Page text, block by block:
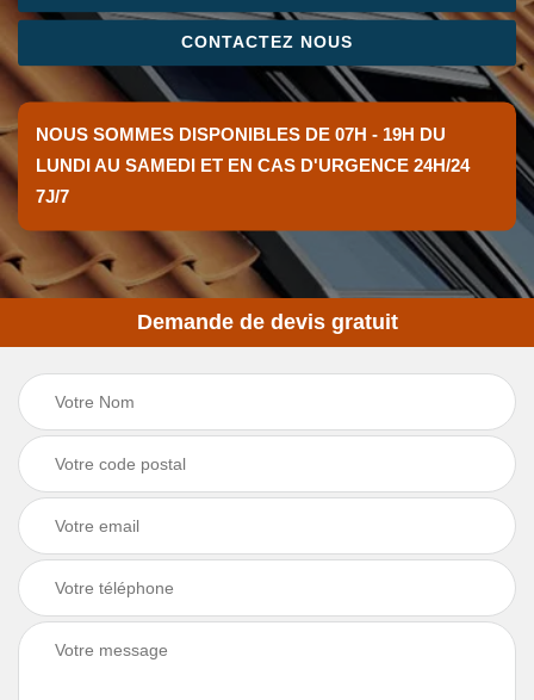
CONTACTEZ NOUS
NOUS SOMMES DISPONIBLES DE 07H - 19H DU
LUNDI AU SAMEDI ET EN CAS D'URGENCE 24H/24
7J/7
Demande de devis gratuit